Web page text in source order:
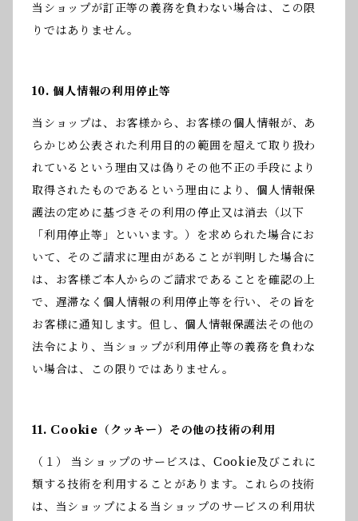
当ショップが訂正等の義務を負わない場合は、この限
りではありません。
10. 個人情報の利用停止等
当ショップは、お客様から、お客様の個人情報が、あ
らかじめ公表された利用目的の範囲を超えて取り扱わ
れているという理由又は偽りその他不正の手段により
取得されたものであるという理由により、個人情報保
護法の定めに基づきその利用の停止又は消去（以下
「利用停止等」といいます。）を求められた場合にお
いて、そのご請求に理由があることが判明した場合に
は、お客様ご本人からのご請求であることを確認の上
で、遅滞なく個人情報の利用停止等を行い、その旨を
お客様に通知します。但し、個人情報保護法その他の
法令により、当ショップが利用停止等の義務を負わな
い場合は、この限りではありません。
11. Cookie（クッキー）その他の技術の利用
（１） 当ショップのサービスは、Cookie及びこれに
類する技術を利用することがあります。これらの技術
は、当ショップによる当ショップのサービスの利用状